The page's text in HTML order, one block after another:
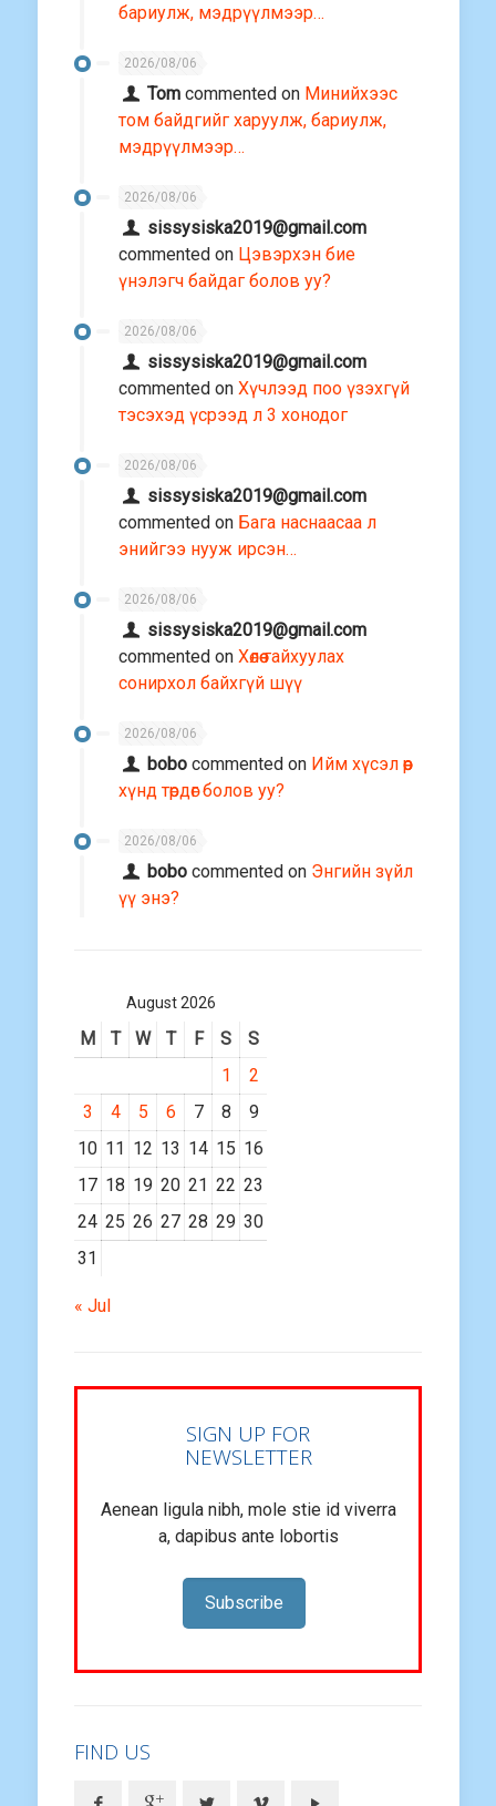
бариулж, мэдрүүлмээр…
2026/08/06
Tom commented on Минийхээс
том байдгийг харуулж, бариулж,
мэдрүүлмээр…
2026/08/06
sissysiska2019@gmail.com
commented on Цэвэрхэн бие
үнэлэгч байдаг болов уу?
2026/08/06
sissysiska2019@gmail.com
commented on Хүчлээд поо үзэхгүй
тэсэхэд үсрээд л 3 хонодог
2026/08/06
sissysiska2019@gmail.com
commented on Бага наснаасаа л
энийгээ нууж ирсэн…
2026/08/06
sissysiska2019@gmail.com
commented on Хөлөө гайхуулах
сонирхол байхгүй шүү
2026/08/06
bobo commented on Ийм хүсэл өөр
хүнд төрдөг болов уу?
2026/08/06
bobo commented on Энгийн зүйл
үү энэ?
August 2026
M T W T F S
S
1
2
3
4 5 6 7 8
9
10 11 12 13 14 15 16
17 18 19 20 21 22 23
24 25 26 27 28 29 30
31
« Jul
SIGN UP FOR
NEWSLETTER
Aenean ligula nibh, mole stie id viverra
a, dapibus ante lobortis
Subscribe
FIND US